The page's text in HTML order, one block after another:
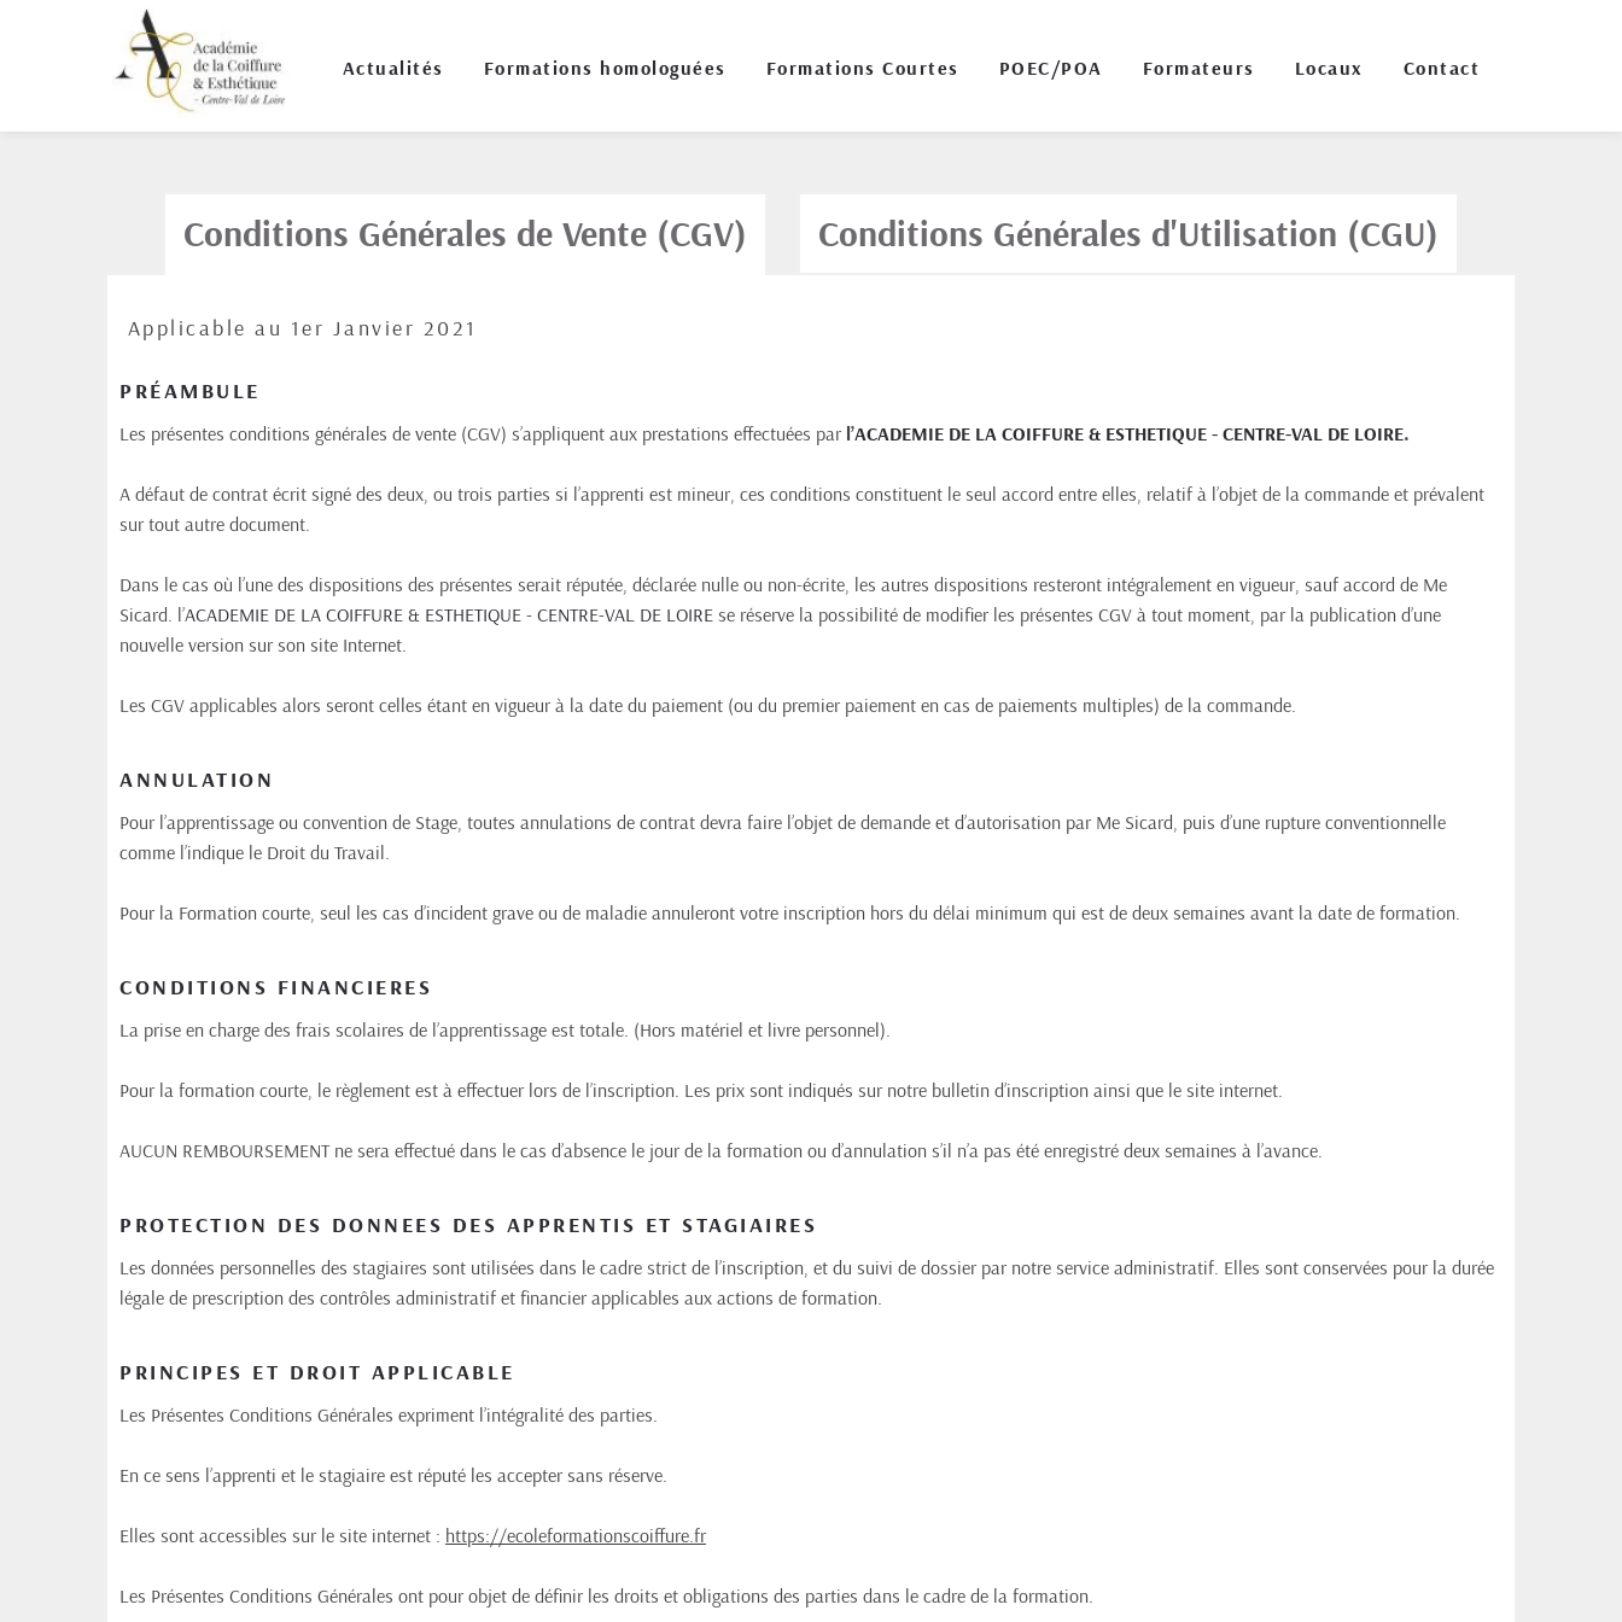
Actualités Formations homologuées Formations Courtes POEC/POA Formateurs Locaux Contact
Conditions Générales de Vente (CGV) Conditions Générales d'Utilisation (CGU)
Applicable au 1er Janvier 2021
PRÉAMBULE
Les présentes conditions générales de vente (CGV) s’appliquent aux prestations effectuées par l’ACADEMIE DE LA COIFFURE & ESTHETIQUE - CENTRE-VAL DE LOIRE.
A défaut de contrat écrit signé des deux, ou trois parties si l’apprenti est mineur, ces conditions constituent le seul accord entre elles, relatif à l’objet de la commande et prévalent
sur tout autre document.
Dans le cas où l’une des dispositions des présentes serait réputée, déclarée nulle ou non-écrite, les autres dispositions resteront intégralement en vigueur, sauf accord de Me
Sicard. l’ACADEMIE DE LA COIFFURE & ESTHETIQUE - CENTRE-VAL DE LOIRE se réserve la possibilité de modifier les présentes CGV à tout moment, par la publication d’une
nouvelle version sur son site Internet.
Les CGV applicables alors seront celles étant en vigueur à la date du paiement (ou du premier paiement en cas de paiements multiples) de la commande.
ANNULATION
Pour l’apprentissage ou convention de Stage, toutes annulations de contrat devra faire l’objet de demande et d’autorisation par Me Sicard, puis d’une rupture conventionnelle
comme l’indique le Droit du Travail.
Pour la Formation courte, seul les cas d’incident grave ou de maladie annuleront votre inscription hors du délai minimum qui est de deux semaines avant la date de formation.
CONDITIONS FINANCIERES
La prise en charge des frais scolaires de l’apprentissage est totale. (Hors matériel et livre personnel).
Pour la formation courte, le règlement est à effectuer lors de l’inscription. Les prix sont indiqués sur notre bulletin d’inscription ainsi que le site internet.
AUCUN REMBOURSEMENT ne sera effectué dans le cas d’absence le jour de la formation ou d’annulation s’il n’a pas été enregistré deux semaines à l’avance.
PROTECTION DES DONNEES DES APPRENTIS ET STAGIAIRES
Les données personnelles des stagiaires sont utilisées dans le cadre strict de l’inscription, et du suivi de dossier par notre service administratif. Elles sont conservées pour la durée
légale de prescription des contrôles administratif et financier applicables aux actions de formation.
PRINCIPES ET DROIT APPLICABLE
Les Présentes Conditions Générales expriment l’intégralité des parties.
En ce sens l’apprenti et le stagiaire est réputé les accepter sans réserve.
Elles sont accessibles sur le site internet : https://ecoleformationscoiffure.fr
Les Présentes Conditions Générales ont pour objet de définir les droits et obligations des parties dans le cadre de la formation.